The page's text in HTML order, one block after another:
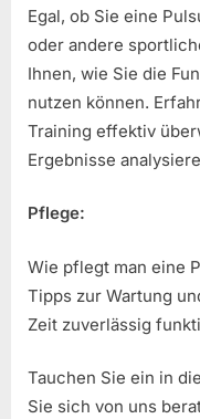
Egal, ob Sie eine
oder andere
Ihnen, wie Sie die
nutzen können.
Training effektiv
Ergebnisse
Pflege:
Wie pflegt man eine
Tipps zur Wartung
Zeit zuverlässig
Tauchen Sie ein in
Sie sich von uns